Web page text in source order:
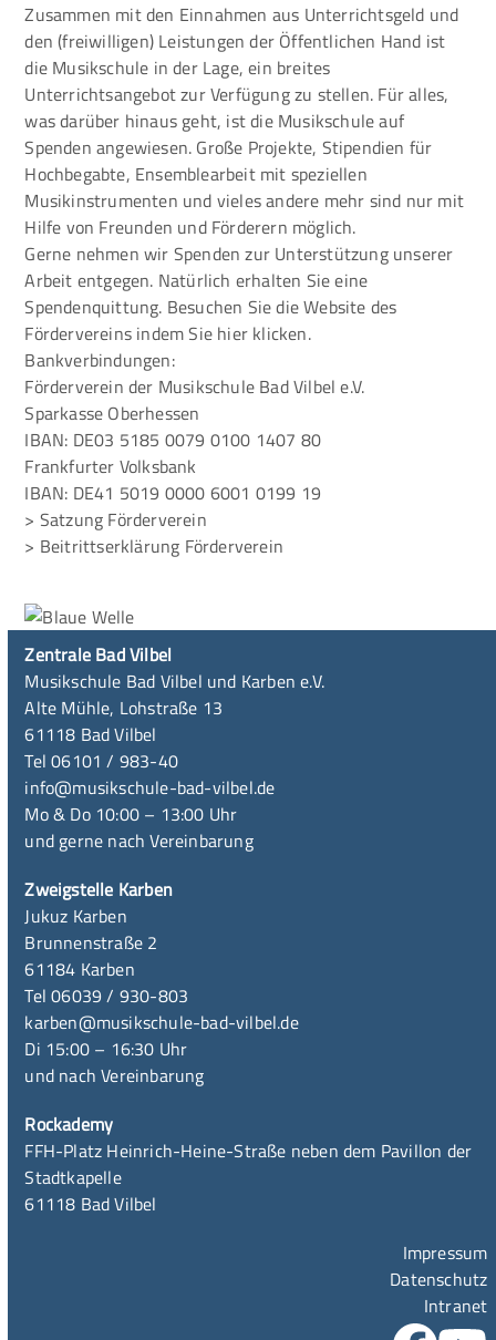
Zusammen mit den Einnahmen aus Unterrichtsgeld und
den (freiwilligen) Leistungen der Öffentlichen Hand ist
die Musikschule in der Lage, ein breites
Unterrichtsangebot zur Verfügung zu stellen. Für alles,
was darüber hinaus geht, ist die Musikschule auf
Spenden angewiesen. Große Projekte, Stipendien für
Hochbegabte, Ensemblearbeit mit speziellen
Musikinstrumenten und vieles andere mehr sind nur mit
Hilfe von Freunden und Förderern möglich.
Gerne nehmen wir Spenden zur Unterstützung unserer
Arbeit entgegen. Natürlich erhalten Sie eine
Spendenquittung. Besuchen Sie die Website des
Fördervereins indem Sie hier klicken.
Bankverbindungen:
Förderverein der Musikschule Bad Vilbel e.V.
Sparkasse Oberhessen
IBAN: DE03 5185 0079 0100 1407 80
Frankfurter Volksbank
IBAN: DE41 5019 0000 6001 0199 19
> Satzung Förderverein
> Beitrittserklärung Förderverein
Zentrale Bad Vilbel
Musikschule Bad Vilbel und Karben e.V.
Alte Mühle, Lohstraße 13
61118 Bad Vilbel
Tel 06101 / 983-40
info@musikschule-bad-vilbel.de
Mo & Do 10:00 – 13:00 Uhr
und gerne nach Vereinbarung
Zweigstelle Karben
Jukuz Karben
Brunnenstraße 2
61184 Karben
Tel 06039 / 930-803
karben@musikschule-bad-vilbel.de
Di 15:00 – 16:30 Uhr
und nach Vereinbarung
Rockademy
FFH-Platz Heinrich-Heine-Straße neben dem Pavillon der
Stadtkapelle
61118 Bad Vilbel
Impressum
Datenschutz
Intranet